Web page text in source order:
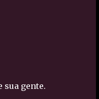
sua gente.